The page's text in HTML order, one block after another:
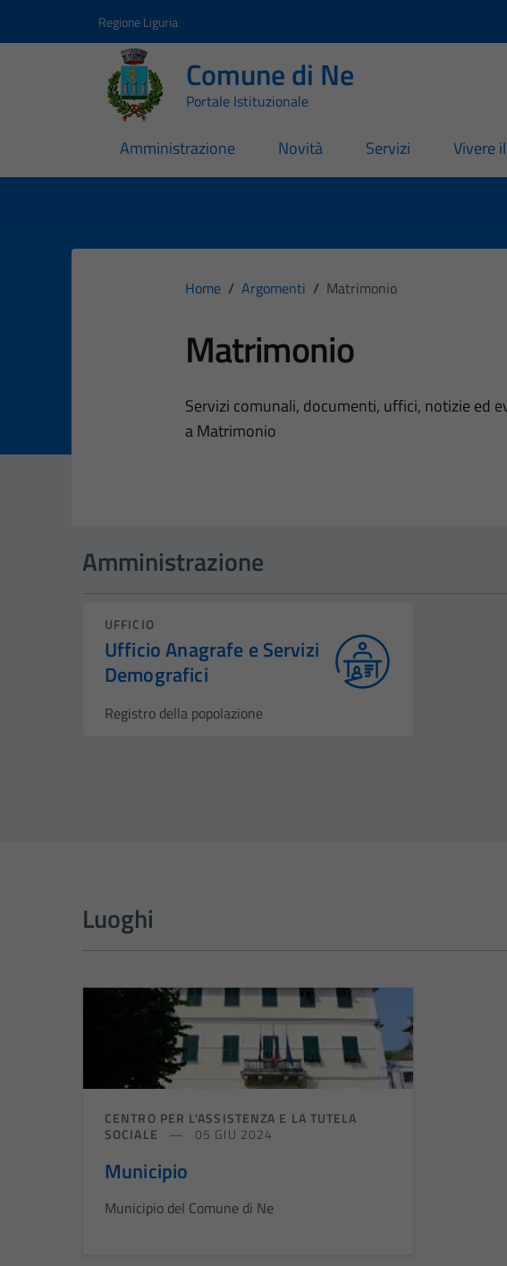
Regione Liguria
Comune di Ne
Portale Istituzionale
Amministrazione Novità Servizi Vivere
Home / Argomenti / Matrimonio
Matrimonio
Dettagli
Servizi comunali, documenti, uffici, notizie ed
a Matrimonio
Amministrazione
UFFICIO
Ufficio Anagrafe e Servizi
Demografici
Registro della popolazione
Luoghi
CENTRO PER L'ASSISTENZA E LA TUTELA
SOCIALE
05 GIU 2024
Municipio
Municipio del Comune di Ne